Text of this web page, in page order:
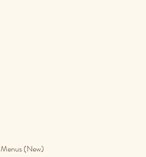
Menus (New)